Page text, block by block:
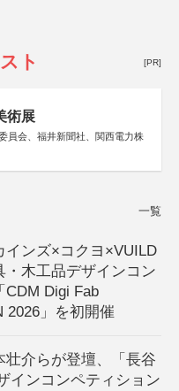
ト [PR]
術展
員会、福井新聞社、関西電力株
一覧
インズ×コクヨ×VUILD
・木工品デザインコン
CDM Digi Fab
2026」を初開催
壮介らが登壇、「長谷
インコンペティション